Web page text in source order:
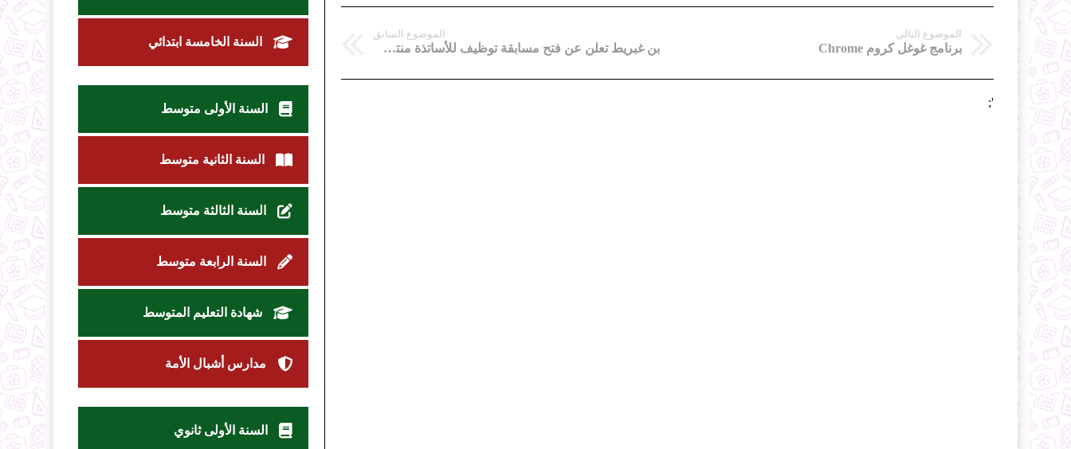
الموضوع التالي
برنامج غوغل كروم Chrome
الموضوع السابق
بن غبريط تعلن عن فتح مسابقة توظيف للأساتذة منتصف ماي المقبل
';
السنة الخامسة ابتدائي
السنة الأولى متوسط
السنة الثانية متوسط
السنة الثالثة متوسط
السنة الرابعة متوسط
شهادة التعليم المتوسط
مدارس أشبال الأمة
السنة الأولى ثانوي